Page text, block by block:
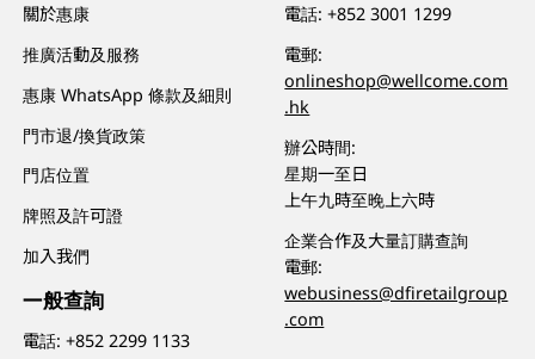
關於惠康
推廣活動及服務
惠康 WhatsApp 條款及細則
門市退/換貨政策
門店位置
牌照及許可證
加入我們
一般查詢
電話:+852 2299 1133
電話:+852 3001 1299
電郵:
onlineshop@wellcome.com
.hk
辦公時間:
星期一至日
上午九時至晚上六時
企業合作及大量訂購查詢
電郵:
webusiness@dfiretailgroup
.com